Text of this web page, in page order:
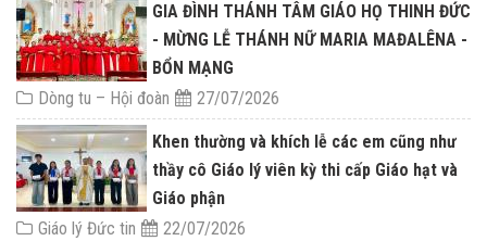
GIA ĐÌNH THÁNH TÂM GIÁO HỌ THINH ĐỨC
- MỪNG LỄ THÁNH NỮ MARIA MAĐALÊNA -
BỔN MẠNG
Dòng tu – Hội đoàn
27/07/2026
Khen thường và khích lễ các em cũng như
thầy cô Giáo lý viên kỳ thi cấp Giáo hạt và
Giáo phận
Giáo lý Đức tin
22/07/2026